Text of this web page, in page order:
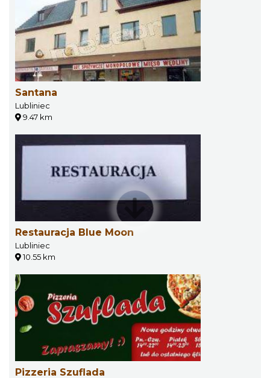
Santana
Lubliniec
9.47 km
Restauracja Blue Moon
Lubliniec
10.55 km
Pizzeria Szuflada